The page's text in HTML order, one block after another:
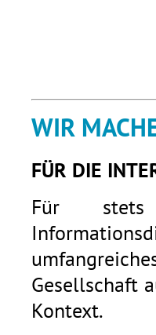
WIR
FÜR DIE
Für stets
Gesellschaft
Kontext.